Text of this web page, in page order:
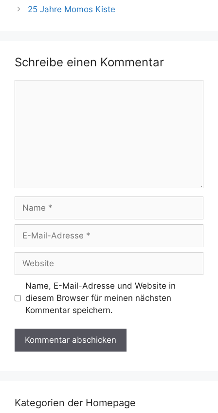
25 Jahre Momos Kiste
Schreibe einen Kommentar
Mail-
Adresse
Name, E-Mail-Adresse und Website in
diesem Browser für meinen nächsten
Kommentar speichern.
Kategorien der Homepage